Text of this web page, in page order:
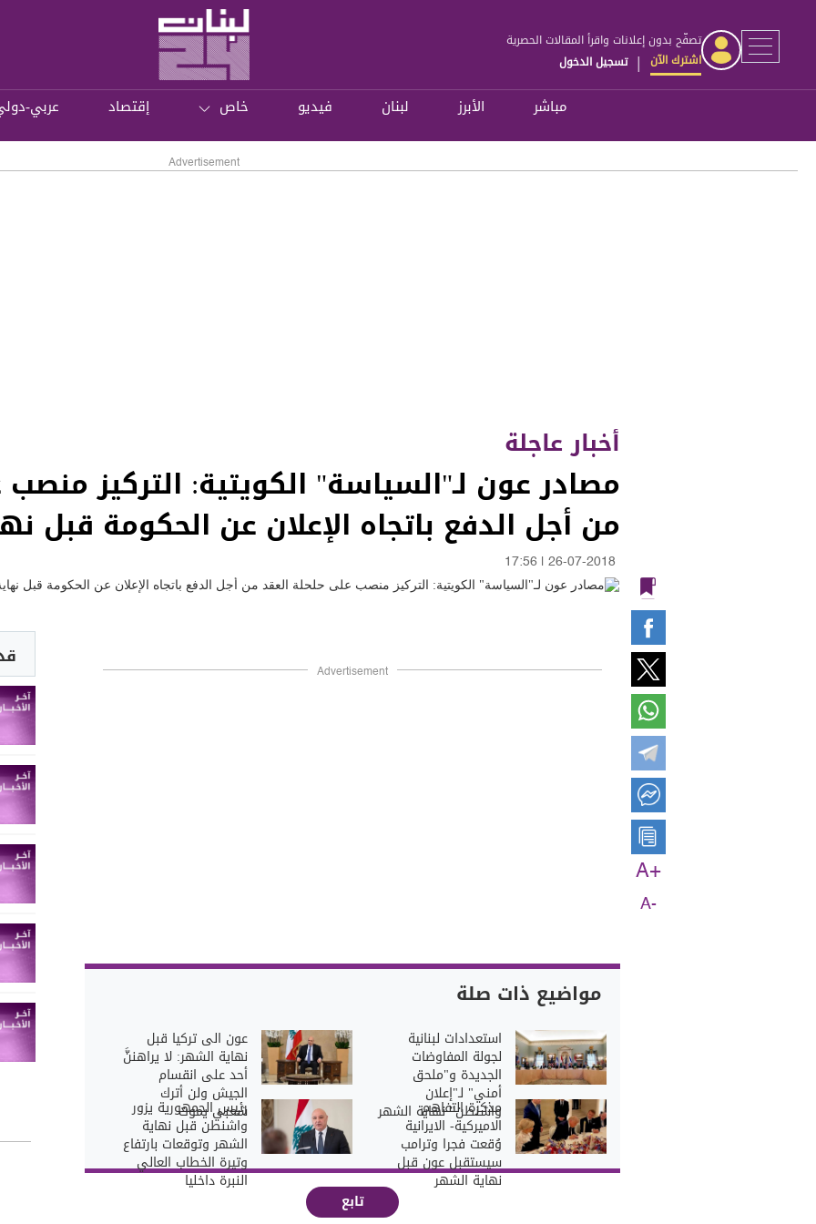
تصفّح بدون إعلانات واقرأ المقالات الحصرية
اشترك الآن | تسجيل الدخول
مباشر الأبرز لبنان فيديو خاص إقتصاد عربي-
Advertisement
أخبار عاجلة
مصادر عون لـ"السياسة" الكويتية: التركيز
من أجل الدفع باتجاه الإعلان عن الحكومة قبل
26-07-2018
17:56
A+
A-
Advertisement
مواضيع ذات صلة
استعدادات لبنانية
لجولة المفاوضات
الجديدة و"ملحق
أمني" لـ"إعلان
واشنطن" نهاية الشهر
عون الى تركيا قبل
نهاية الشهر: لا يراهننَّ
أحد على انقسام
الجيش ولن أترك
شعبي يموت مذكرة التفاهم
الاميركية- الايرانية
وُقعت فجرا وترامب
سيستقبل عون قبل
نهاية الشهر
رئيس الجمهورية يزور
واشنطن قبل نهاية
الشهر وتوقعات بارتفاع
وتيرة الخطاب العالي
النبرة داخليا
تابع